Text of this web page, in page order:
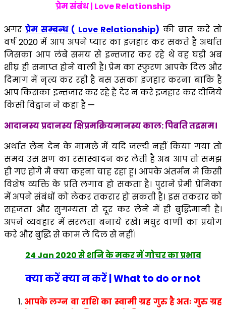
प्रेम संबंध | Love Relationship
अगर प्रेम सम्बन्ध ( Love Relationship) की बात करे तो
वर्ष 2020 में आप अपने प्यार का इज़हार कर सकते है अर्थात
जिसका आप लंबे समय से इन्तजार कर रहे थे वह घड़ी अब
शीघ्र ही समाप्त होने वाली है। प्रेम का स्फुरण आपके दिल और
दिमाग में नृत्य कर रही है बस उसका इजहार करना बाकि है
आप किसका इन्तजार कर रहे है देर न करे इजहार कर दीजिये
किसी विद्वान ने कहा है —
आदानस्य प्रदानस्य क्षिप्रमक्रियमानस्य काल: पिबति तद्रसम।
अर्थात लेन देन के मामले में यदि जल्दी नहीं किया गया तो
समय उस क्षण का रसास्वादन कर लेती है अब आप तो समझ
ही गए होंगे मैं क्या कहना चाह रहा हू। आपके अंतर्मन में किसी
विशेष व्यक्ति के प्रति लगाव हो सकता है। पुराने प्रेमी प्रेमिका
में अपने संबंधों को लेकर तकरार हो सकती है। इस तकरार को
सहजता और सुगम्यता से दूर कर लेने में ही बुद्धिमानी है।
अपने व्यवहार में सरलता बनाये रखे। मधुर वाणी का प्रयोग
करे और बुद्धि से काम ले दिल से नहीं।
24 Jan 2020 से शनि के मकर में गोचर का प्रभाव
क्या करें क्या न करें | What to do or not
आपके लग्न वा राशि का स्वामी ग्रह गुरु है अतः गुरु ग्रह